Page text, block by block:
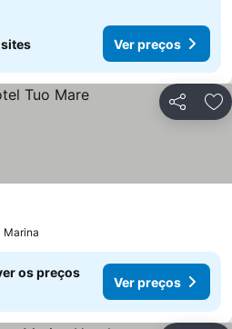
Ver preços
Partilhar
Marina
os preços
Ver preços